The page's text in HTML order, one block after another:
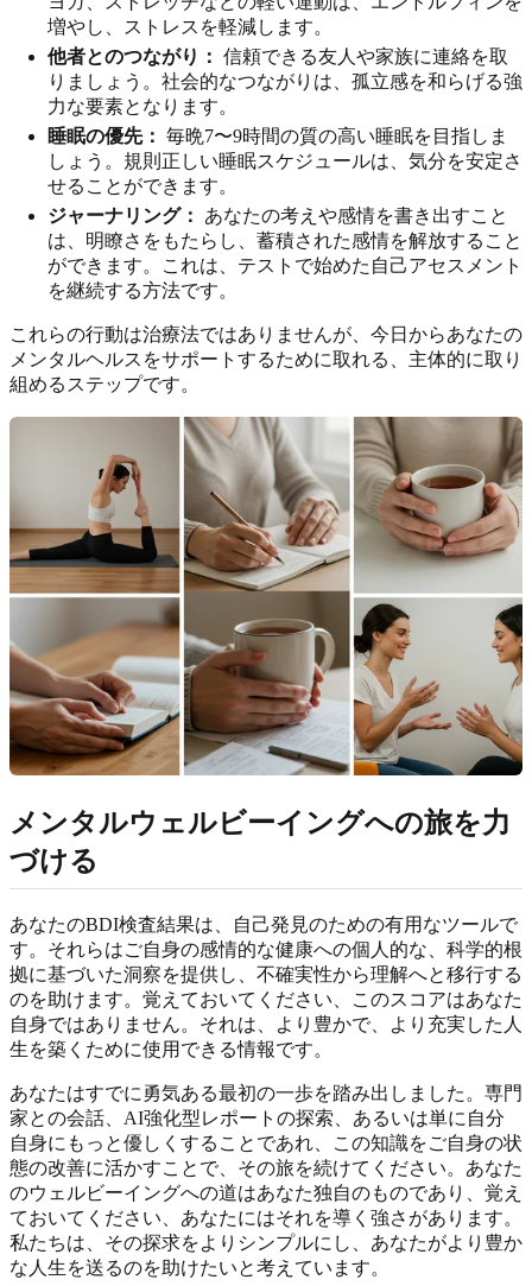
増やし、ストレスを軽減します。
他者とのつながり： 信頼できる友人や家族に連絡を取
りましょう。社会的なつながりは、孤立感を和らげる強
力な要素となります。
睡眠の優先： 毎晩7〜9時間の質の高い睡眠を目指しま
しょう。規則正しい睡眠スケジュールは、気分を安定さ
せることができます。
ジャーナリング：
あなたの考えや感情を書き出すこと
は、明瞭さをもたらし、蓄積された感情を解放すること
ができます。これは、テストで始めた自己アセスメント
を継続する方法です。
これらの行動は治療法ではありませんが、今日からあなたの
メンタルヘルスをサポートするために取れる、主体的に取り
組めるステップです。
メンタルウェルビーイングへの旅を力
づける
あなたのBDI検査結果は、自己発見のための有用なツールで
す。それらはご自身の感情的な健康への個人的な、科学的根
拠に基づいた洞察を提供し、不確実性から理解へと移行する
のを助けます。覚えておいてください、このスコアはあなた
自身ではありません。それは、より豊かで、より充実した人
生を築くために使用できる情報です。
あなたはすでに勇気ある最初の一歩を踏み出しました。専門
家との会話、AI強化型レポートの探索、あるいは単に自分
自身にもっと優しくすることであれ、この知識をご自身の状
態の改善に活かすことで、その旅を続けてください。あなた
のウェルビーイングへの道はあなた独自のものであり、覚え
ておいてください、あなたにはそれを導く強さがあります。
私たちは、その探求をよりシンプルにし、あなたがより豊か
な人生を送るのを助けたいと考えています。